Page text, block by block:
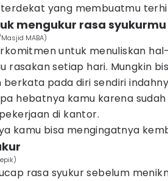
yang membuatmu
mengukur rasa syukurmu
MABA)
untuk menuliskan
rasakan setiap hari. Mungkin
pada diri sendiri
hebatnya kamu karena
di kantor.
kamu bisa mengingatnya
rasa syukur sebelum